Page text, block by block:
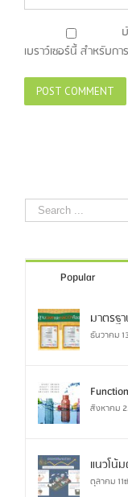
เบราว์เซอร์นี้ สำหรับก
Popular
มาตรฐา
ธันวาคม
สิงหาคม
แนวโน้
ตุลาคม